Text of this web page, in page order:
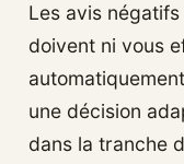
Les avis
doivent ni vous
une décision
dans la tranche